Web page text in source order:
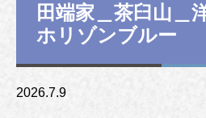
田端家＿茶臼山＿
ホリゾンブルー
2026.7.9